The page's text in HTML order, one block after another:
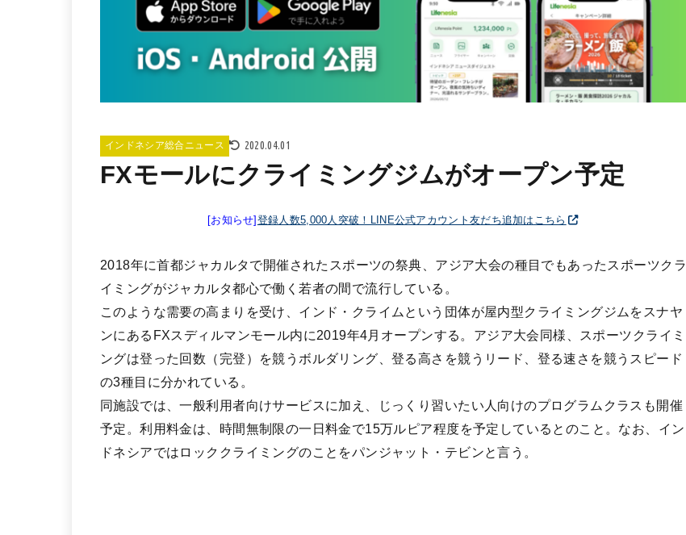
インドネシア総合ニュース 2020.04.01
FXモールにクライミングジムがオープン予定
[お知らせ] 登録人数5,000人突破！LINE公式アカウント友だち追加はこちら
2018年に首都ジャカルタで開催されたスポーツの祭典、アジア大会の種目でもあったスポーツクラ
イミングがジャカルタ都心で働く若者の間で流行している。
このような需要の高まりを受け、インド・クライムという団体が屋内型クライミングジムをスナヤ
ンにあるFXスディルマンモール内に2019年4月オープンする。アジア大会同様、スポーツクライミ
ングは登った回数（完登）を競うボルダリング、登る高さを競うリード、登る速さを競うスピード
の3種目に分かれている。
同施設では、一般利用者向けサービスに加え、じっくり習いたい人向けのプログラムクラスも開催
予定。利用料金は、時間無制限の一日料金で15万ルピア程度を予定しているとのこと。なお、イン
ドネシアではロッククライミングのことをパンジャット・テビンと言う。